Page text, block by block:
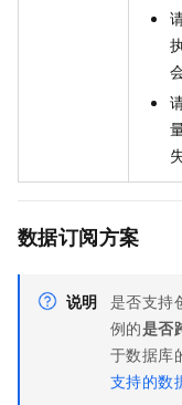
数据订阅方案
说明 是否支持
例的是否
于数据库
支持的数